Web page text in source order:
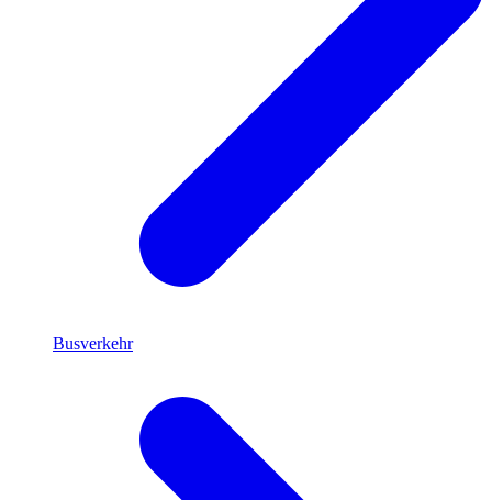
Busverkehr